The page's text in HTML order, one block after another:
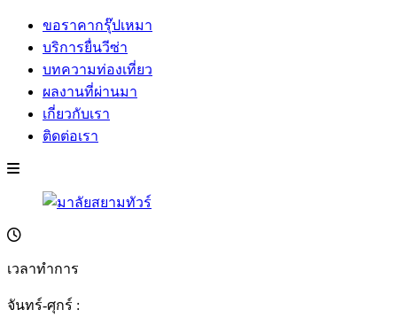
ขอราคากรุ๊ปเหมา
บริการยื่นวีซ่า
บทความท่องเที่ยว
ผลงานที่ผ่านมา
เกี่ยวกับเรา
ติดต่อเรา
เวลาทำการ
จันทร์-ศุกร์ :